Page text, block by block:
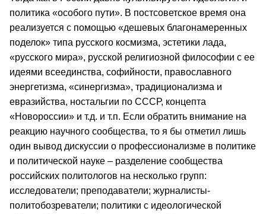
политика «особого пути». В постсоветское время она
реализуется с помощью «дешевых благонамеренных
поделок» типа русского космизма, эстетики лада,
«русского мира», русской религиозной философии с ее
идеями всеединства, софийности, православного
энергетизма, «синергизма», традиционализма и
евразийства, ностальгии по СССР, концепта
«Новороссии» и т.д. и т.п. Если обратить внимание на
реакцию научного сообщества, то я бы отметил лишь
один вывод дискуссии о профессионализме в политике
и политической науке – разделение сообщества
российских политологов на несколько групп:
исследователи; преподаватели; журналисты-
политобозреватели; политики с идеологической